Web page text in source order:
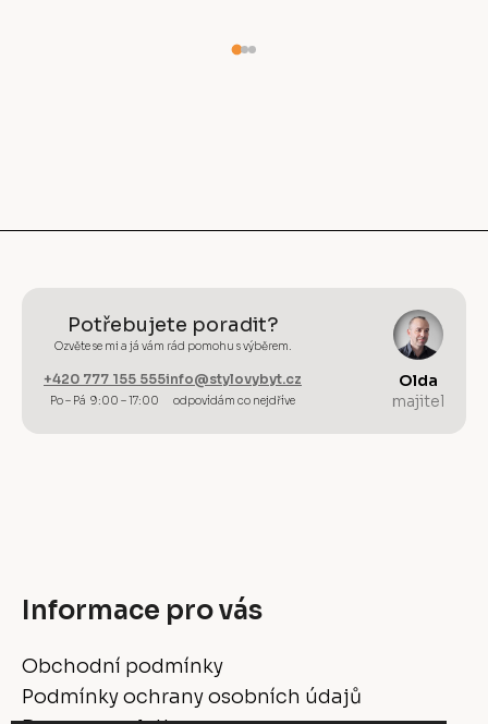
Potřebujete poradit?
Ozvěte se mi a já vám rád pomohu s výběrem.
+420 777 155 555
Po – Pá 9:00 – 17:00
info@stylovybyt.cz
odpovídám co nejdříve
Olda
majitel
Informace pro vás
Obchodní podmínky
Podmínky ochrany osobních údajů